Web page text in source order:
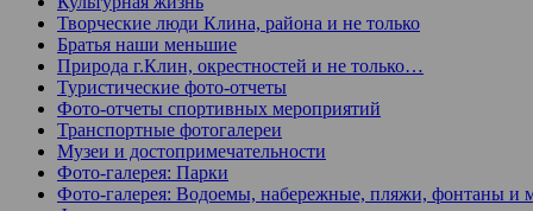
Творческие люди Клина, района и не только
Братья наши меньшие
Природа г.Клин, окрестностей и не только…
Туристические фото-отчеты
Фото-отчеты спортивных мероприятий
Транспортные фотогалереи
Музеи и достопримечательности
Фото-галерея: Парки
Фото-галерея: Водоемы, набережные, пляжи, фонтаны и